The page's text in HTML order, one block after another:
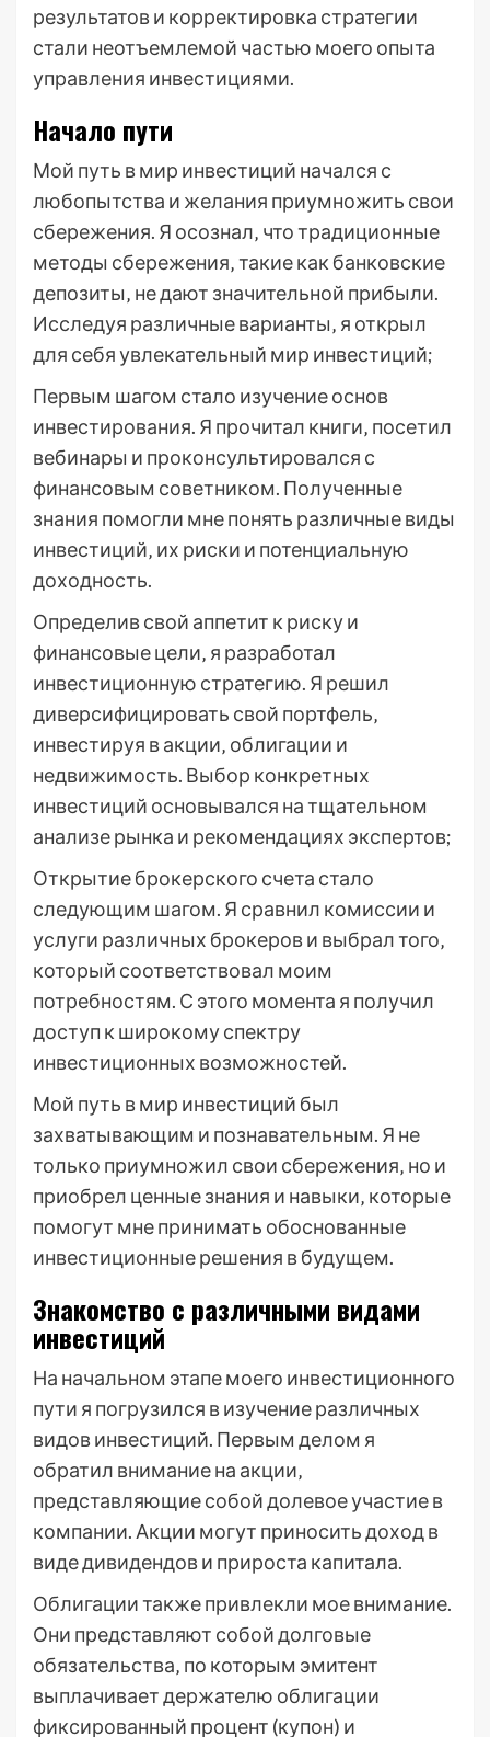
результатов и корректировка стратегии
стали неотъемлемой частью моего опыта
управления инвестициями.
Начало пути
Мой путь в мир инвестиций начался с
любопытства и желания приумножить свои
сбережения. Я осознал‚ что традиционные
методы сбережения‚ такие как банковские
депозиты‚ не дают значительной прибыли.
Исследуя различные варианты‚ я открыл
для себя увлекательный мир инвестиций;
Первым шагом стало изучение основ
инвестирования. Я прочитал книги‚ посетил
вебинары и проконсультировался с
финансовым советником. Полученные
знания помогли мне понять различные виды
инвестиций‚ их риски и потенциальную
доходность.
Определив свой аппетит к риску и
финансовые цели‚ я разработал
инвестиционную стратегию. Я решил
диверсифицировать свой портфель‚
инвестируя в акции‚ облигации и
недвижимость. Выбор конкретных
инвестиций основывался на тщательном
анализе рынка и рекомендациях экспертов;
Открытие брокерского счета стало
следующим шагом. Я сравнил комиссии и
услуги различных брокеров и выбрал того‚
который соответствовал моим
потребностям. С этого момента я получил
доступ к широкому спектру
инвестиционных возможностей.
Мой путь в мир инвестиций был
захватывающим и познавательным. Я не
только приумножил свои сбережения‚ но и
приобрел ценные знания и навыки‚ которые
помогут мне принимать обоснованные
инвестиционные решения в будущем.
Знакомство с различными видами
инвестиций
На начальном этапе моего инвестиционного
пути я погрузился в изучение различных
видов инвестиций. Первым делом я
обратил внимание на акции‚
представляющие собой долевое участие в
компании. Акции могут приносить доход в
виде дивидендов и прироста капитала.
Облигации также привлекли мое внимание.
Они представляют собой долговые
обязательства‚ по которым эмитент
выплачивает держателю облигации
фиксированный процент (купон) и